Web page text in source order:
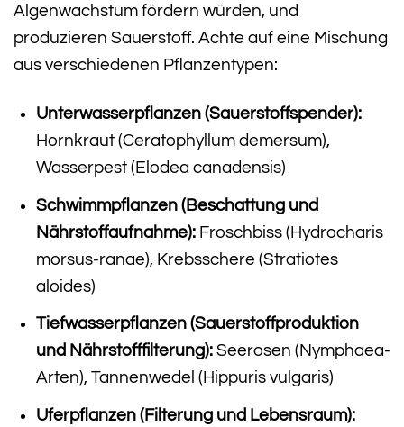
Algenwachstum fördern würden, und
produzieren Sauerstoff. Achte auf eine Mischung
aus verschiedenen Pflanzentypen:
Unterwasserpflanzen (Sauerstoffspender):
Hornkraut (Ceratophyllum demersum),
Wasserpest (Elodea canadensis)
Schwimmpflanzen (Beschattung und
Nährstoffaufnahme):Froschbiss (Hydrocharis
morsus-ranae), Krebsschere (Stratiotes
aloides)
Tiefwasserpflanzen (Sauerstoffproduktion
und Nährstofffilterung):Seerosen (Nymphaea-
Arten), Tannenwedel (Hippuris vulgaris)
Uferpflanzen (Filterung und Lebensraum):